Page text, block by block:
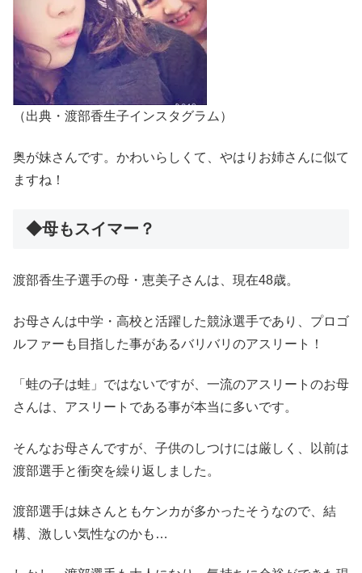
（出典・渡部香生子インスタグラム）
奥が妹さんです。かわいらしくて、やはりお姉さんに似て
ますね！
◆母もスイマー？
渡部香生子選手の母・恵美子さんは、現在48歳。
お母さんは中学・高校と活躍した競泳選手であり、プロゴ
ルファーも目指した事があるバリバリのアスリート！
「蛙の子は蛙」ではないですが、一流のアスリートのお母
さんは、アスリートである事が本当に多いです。
そんなお母さんですが、子供のしつけには厳しく、以前は
渡部選手と衝突を繰り返しました。
渡部選手は妹さんともケンカが多かったそうなので、結
構、激しい気性なのかも…